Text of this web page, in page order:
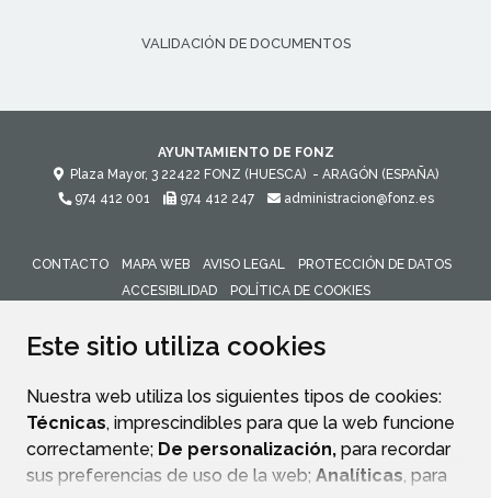
Este sitio utiliza cookies
Nuestra web utiliza los siguientes tipos de cookies:
Técnicas, imprescindibles para que la web funcione
correctamente; De personalización, para recordar
sus preferencias de uso de la web; Analíticas, para
VALIDACIÓN DE DOCUMENTOS
AYUNTAMIENTO DE FONZ
Plaza Mayor, 3 22422 FONZ (HUESCA) - ARAGÓN (ESPAÑA)
974 412 001
974 412 247 administracion@fonz.es
CONTACTO MAPA WEB AVISO LEGAL
PROTECCIÓN DE DATOS
ACCESIBILIDAD
POLÍTICA DE COOKIES